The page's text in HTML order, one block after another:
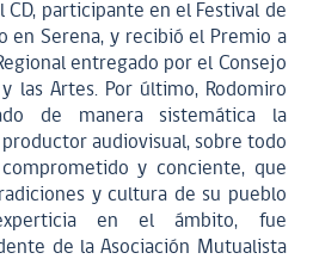
participante en el Festival de
en Serena, y recibió el Premio a
entregado por el Consejo
las Artes. Por último, Rodomiro
de manera sistemática la
audiovisual, sobre todo
y conciente, que
y cultura de su pueblo
en el ámbito, fue
de la Asociación Mutualista